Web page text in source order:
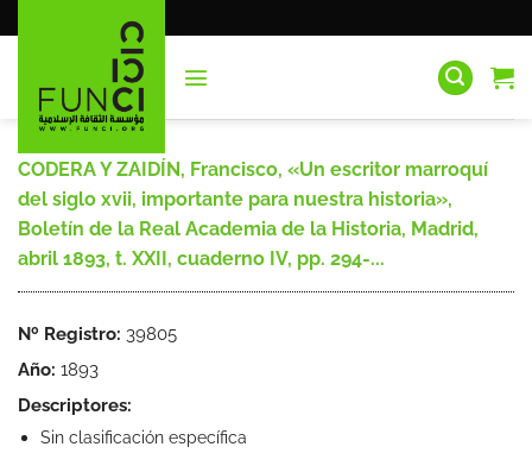
al
CODERA Y ZAIDÍN, Francisco, «Un escritor marroquí
del siglo xvii, importante para nuestra historia»,
Boletín de la Real Academia de la Historia, Madrid,
abril 1893, t. XXII, cuaderno IV, pp. 294-...
Nº Registro: 39805
Año: 1893
Descriptores:
Sin clasificación específica